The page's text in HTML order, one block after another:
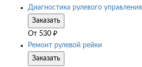
Диагностика рулевого управления
Заказать
От 530 ₽
Ремонт рулевой рейки
Заказать